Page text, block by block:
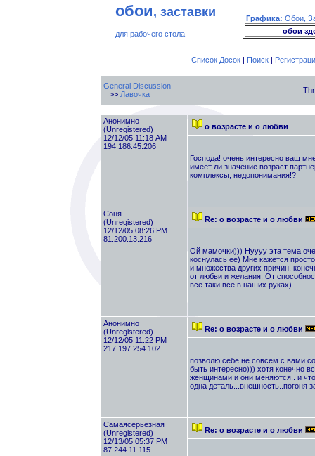
обои, заставки
для рабочего стола
Графика: Обои,
обои
Список Досок| Поиск|
General Discussion
>> Лавочка
Анонимно
(Unregistered)
12/12/05 11:18 AM
194.186.45.206
о возрасте и о любви
Господа! очень интересно ваш
имеет ли значение возраст
комплексы, недопонимания!?
Cоня
(Unregistered)
12/12/05 08:26 PM
81.200.13.216
Re: о возрасте и о любви
Ой мамочки))) Нуууу эта тема
коснулась ее) Мне кажется
и множества других причин,
от любви и желания. От
все таки все в наших руках)
Анонимно
(Unregistered)
12/12/05 11:22 PM
217.197.254.102
Re: о возрасте и о любви
позволю себе не совсем с вами
быть интересно))) хотя конечно
женщинами и они меняются.. и
одна деталь...внешность..погоня
Самаясерьезная
(Unregistered)
12/13/05 05:37 PM
87.244.11.115
Re: о возрасте и о любви